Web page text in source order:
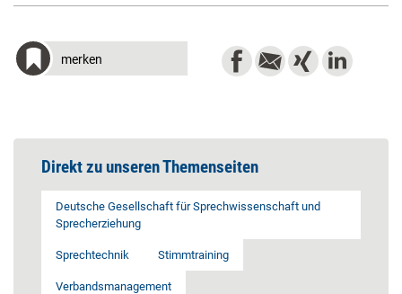
merken
Direkt zu unseren Themenseiten
Deutsche Gesellschaft für Sprechwissenschaft und
Sprecherziehung
Sprechtechnik Stimmtraining
Verbandsmanagement